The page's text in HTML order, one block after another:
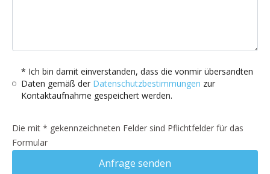
* Ich bin damit einverstanden, dass die vonmir übersandten
Daten gemäß der Datenschutzbestimmungen zur
Kontaktaufnahme gespeichert werden.
Die mit * gekennzeichneten Felder sind Pflichtfelder für das
Formular
Anfrage senden